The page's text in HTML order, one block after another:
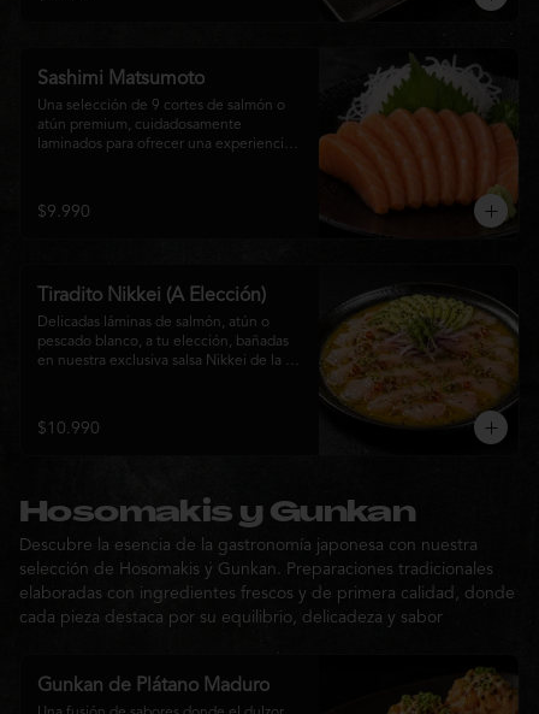
Sashimi Matsumoto
Una selección de 9 cortes de salmón o
atún premium, cuidadosamente
laminados para ofrecer una experiencia
$9.990
Tiradito Nikkei (A Elección)
Delicadas láminas de salmón, atún o
pescado blanco, a tu elección, bañadas
en nuestra exclusiva salsa Nikkei de la
palta, cebolla morada, ají fresco, brotes y
sésamo, ofreciendo una experiencia
$10.990
Hosomakis y Gunkan
Descubre la esencia de la gastronomía japonesa con nuestra
selección de Hosomakis y Gunkan. Preparaciones tradicionales
elaboradas con ingredientes frescos y de primera calidad, donde
cada pieza destaca por su equilibrio, delicadeza y sabor
Gunkan de Plátano Maduro